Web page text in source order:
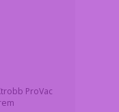
ProVac